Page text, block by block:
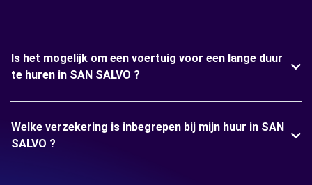
Is het mogelijk om een voertuig voor een lange duur
te huren in SAN SALVO ?
Welke verzekering is inbegrepen bij mijn huur in SAN
SALVO ?